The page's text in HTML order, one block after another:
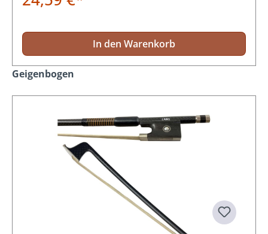
In den Warenkorb
Produktgalerie überspringen
Geigenbogen